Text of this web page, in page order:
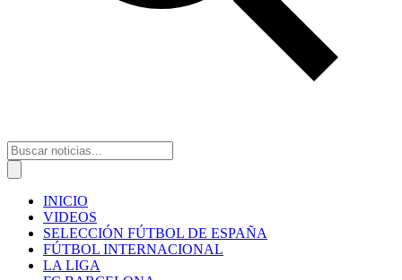
INICIO
VIDEOS
SELECCIÓN FÚTBOL DE ESPAÑA
FÚTBOL INTERNACIONAL
LA LIGA